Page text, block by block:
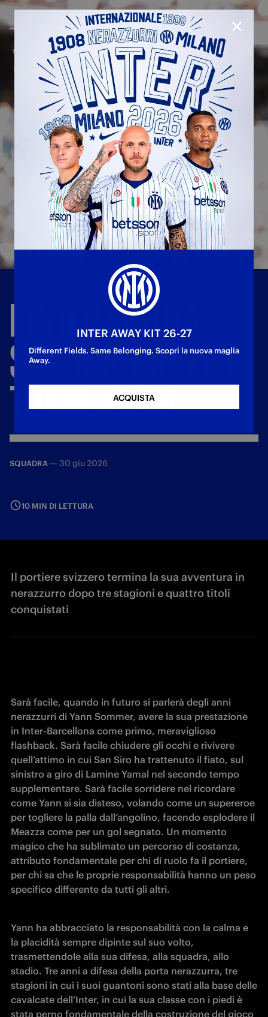
L'INTERSALUTA
SOMMER:GRAZIEDI
TUTTO,YANN!
SQUADRA — 30 giu 2026
10 MIN DI LETTURA
Il portiere svizzero termina la sua avventura in
nerazzurro dopo tre stagioni e quattro titoli
conquistati
Sarà facile, quando in futuro si parlerà degli anni
nerazzurri di Yann Sommer, avere la sua prestazione
in Inter-Barcellona come primo, meraviglioso
flashback. Sarà facile chiudere gli occhi e rivivere
quell’attimo in cui San Siro ha trattenuto il fiato, sul
sinistro a giro di Lamine Yamal nel secondo tempo
supplementare. Sarà facile sorridere nel ricordare
come Yann si sia disteso, volando come un supereroe
per togliere la palla dall’angolino, facendo esplodere il
Meazza come per un gol segnato. Un momento
magico che ha sublimato un percorso di costanza,
attributo fondamentale per chi di ruolo fa il portiere,
per chi sa che le proprie responsabilità hanno un peso
specifico differente da tutti gli altri.
Yann ha abbracciato la responsabilità con la calma e
la placidità sempre dipinte sul suo volto,
trasmettendole alla sua difesa, alla squadra, allo
stadio. Tre anni a difesa della porta nerazzurra, tre
stagioni in cui i suoi guantoni sono stati alla base delle
cavalcate dell’Inter, in cui la sua classe con i piedi è
stata perno fondamentale della costruzione del gioco
INTER AWAY KIT 26-27
Different Fields. Same Belonging. Scopri la nuova maglia
Away.
ACQUISTA